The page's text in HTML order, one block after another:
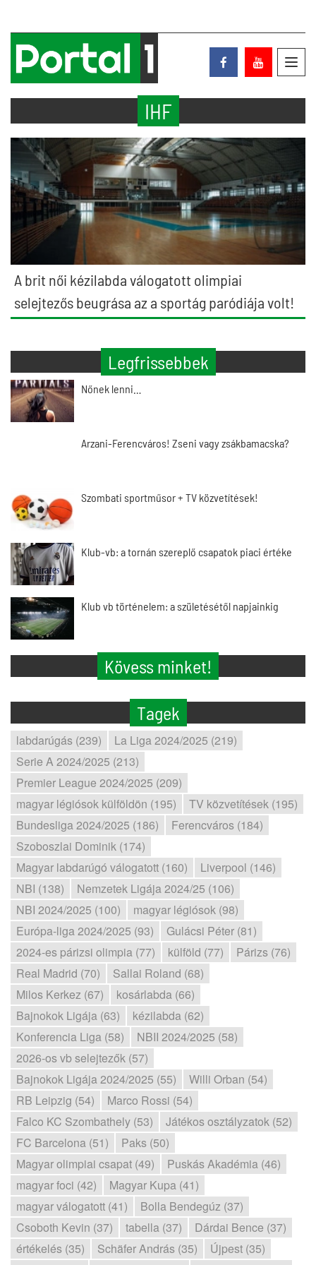
IHF
A brit női kézilabda válogatott olimpiai
selejtezős beugrása az a sportág paródiája volt!
Legfrissebbek
Nőnek lenni…
Arzani-Ferencváros! Zseni vagy zsákbamacska?
Szombati sportműsor + TV közvetítések!
Klub-vb: a tornán szereplő csapatok piaci értéke
Klub vb történelem: a születésétől napjainkig
Kövess minket!
Tagek
labdarúgás (239)
La Liga 2024/2025 (219)
Serie A 2024/2025 (213)
Premier League 2024/2025 (209)
magyar légiósok külföldön (195)
TV közvetítések (195)
Bundesliga 2024/2025 (186)
Ferencváros (184)
Szoboszlai Dominik (174)
Magyar labdarúgó válogatott (160)
Liverpool (146)
NBI (138)
Nemzetek Ligája 2024/25 (106)
NBI 2024/2025 (100)
magyar légiósok (98)
Európa-liga 2024/2025 (93)
Gulácsi Péter (81)
2024-es párizsi olimpia (77)
külföld (77)
Párizs (76)
Real Madrid (70)
Sallai Roland (68)
Milos Kerkez (67)
kosárlabda (66)
Bajnokok Ligája (63)
kézilabda (62)
Konferencia Liga (58)
NBII 2024/2025 (58)
2026-os vb selejtezők (57)
Bajnokok Ligája 2024/2025 (55)
Willi Orban (54)
RB Leipzig (54)
Marco Rossi (54)
Falco KC Szombathely (53)
Játékos osztályzatok (52)
FC Barcelona (51)
Paks (50)
Magyar olimpiai csapat (49)
Puskás Akadémia (46)
magyar foci (42)
Magyar Kupa (41)
magyar válogatott (41)
Bolla Bendegúz (37)
Csoboth Kevin (37)
tabella (37)
Dárdai Bence (37)
értékelés (35)
Schäfer András (35)
Újpest (35)